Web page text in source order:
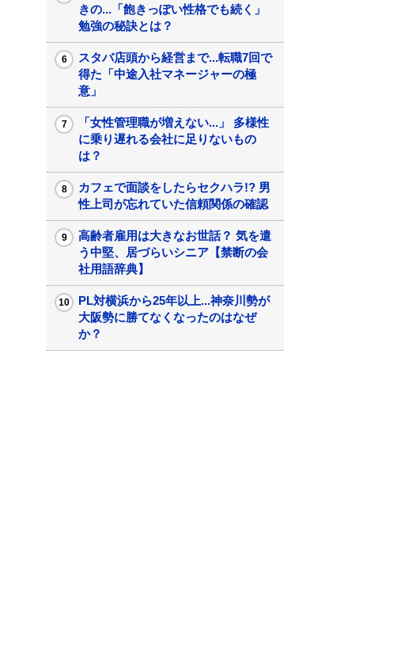
きの...「飽きっぽい性格でも続く」
勉強の秘訣とは？
スタバ店頭から経営まで...転職7回で
得た「中途入社マネージャーの極
意」
「女性管理職が増えない...」 多様性
に乗り遅れる会社に足りないもの
は？
カフェで面談をしたらセクハラ!? 男
性上司が忘れていた信頼関係の確認
高齢者雇用は大きなお世話？ 気を遣
う中堅、居づらいシニア【禁断の会
社用語辞典】
PL対横浜から25年以上...神奈川勢が
大阪勢に勝てなくなったのはなぜ
か？